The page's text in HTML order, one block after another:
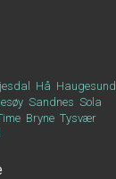
Hå Haugesund
Sandnes Sola
Bryne Tysvær